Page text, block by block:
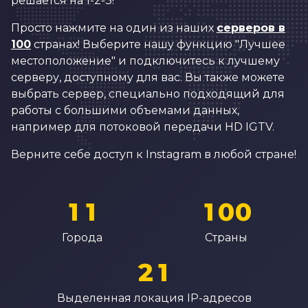
Просто нажмите на один из наших серверов в
100 странах! Выберите нашу функцию "Лучшее
местоположение" и подключитесь к лучшему
серверу, доступному для вас. Вы также можете
выбрать сервер, специально подходящий для
работы с большими объемами данных,
например для потоковой передачи HD IGTV.
Верните себе доступ к Instagram в любой стране!
1
2
3
4
5
6
7
8
9
1
2
Города
1
2
3
4
5
6
7
8
0
1
3
4
5
6
7
8
0
1
Страны
2
3
1
2
3
4
5
6
1
2
Выделенная локация IP-адресов